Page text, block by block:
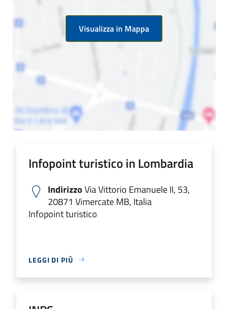
Visualizza in Mappa
Infopoint turistico in Lombardia
IndirizzoVia Vittorio Emanuele II, 53,
20871 Vimercate MB, Italia
Infopoint turistico
LEGGI DI PIÙ